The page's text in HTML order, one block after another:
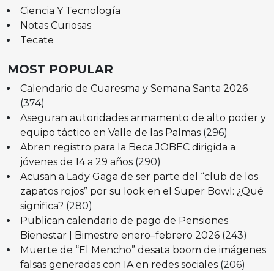
Ciencia Y Tecnología
Notas Curiosas
Tecate
MOST POPULAR
Calendario de Cuaresma y Semana Santa 2026
(374)
Aseguran autoridades armamento de alto poder y
equipo táctico en Valle de las Palmas (296)
Abren registro para la Beca JOBEC dirigida a
jóvenes de 14 a 29 años (290)
Acusan a Lady Gaga de ser parte del “club de los
zapatos rojos” por su look en el Super Bowl: ¿Qué
significa? (280)
Publican calendario de pago de Pensiones
Bienestar | Bimestre enero–febrero 2026 (243)
Muerte de “El Mencho” desata boom de imágenes
falsas generadas con IA en redes sociales (206)